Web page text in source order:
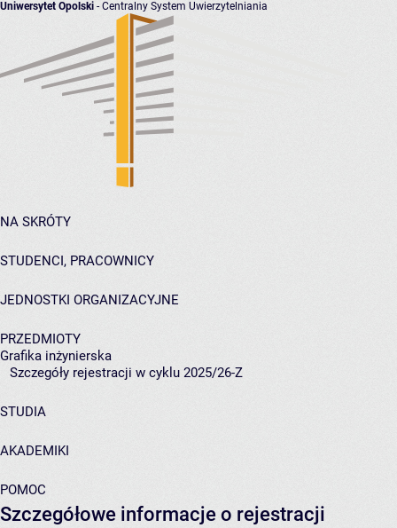
Uniwersytet Opolski - Centralny System Uwierzytelniania
NA SKRÓTY
STUDENCI, PRACOWNICY
JEDNOSTKI ORGANIZACYJNE
PRZEDMIOTY
Grafika inżynierska
Szczegóły rejestracji w cyklu 2025/26-Z
STUDIA
AKADEMIKI
POMOC
Szczegółowe informacje o rejestracji